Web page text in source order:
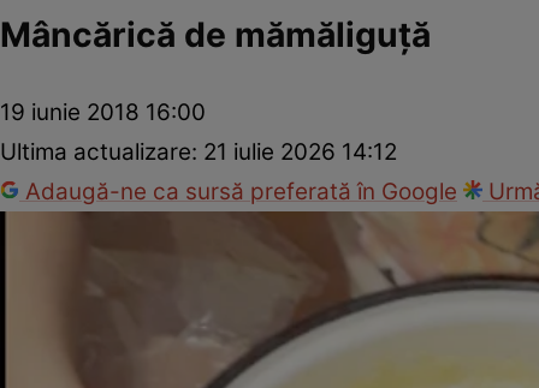
Mâncărică de mămăliguţă
19 iunie 2018 16:00
Ultima actualizare: 21 iulie 2026 14:12
Adaugă-ne ca sursă preferată în Google